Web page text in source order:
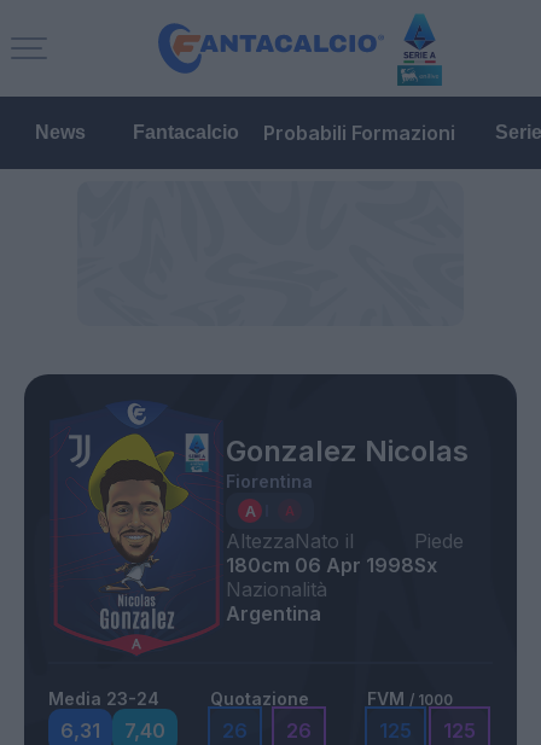
News Fantacalcio Probabili Formazioni
Gonzalez Nicolas
Fiorentina
Altezza
180cm
Nato il
06 Apr 1998
Piede
Sx
Nazionalità
Argentina
Media 23-24
6,31 7,40
Quotazione
26 26
FVM / 1000
125 125